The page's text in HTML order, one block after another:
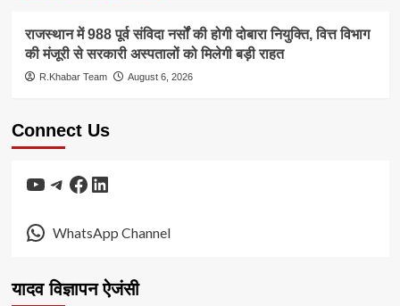
राजस्थान में 988 पूर्व संविदा नर्सों की होगी दोबारा नियुक्ति, वित्त विभाग
की मंजूरी से सरकारी अस्पतालों को मिलेगी बड़ी राहत
R.Khabar Team August 6, 2026
Connect Us
YouTube
Telegram
Facebook
LinkedIn
WhatsApp Channel
यादव विज्ञापन ऐजंसी